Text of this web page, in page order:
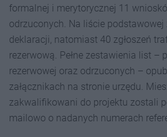
formalnej i merytorycznej 11
odrzuconych. Na liście podstawowej
deklaracji, natomiast 40 zgłoszeń
rezerwową. Pełne zestawienia list –
rezerwowej oraz odrzuconych –
załącznikach na stronie urzędu.
zakwalifikowani do projektu zostali
mailowo o nadanych numerach